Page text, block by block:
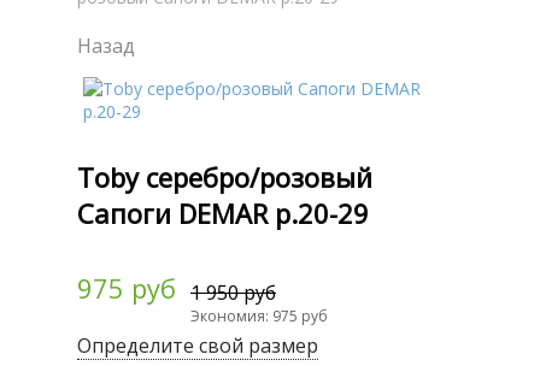
Назад
Toby серебро/розовый
Сапоги DEMAR р.20-29
975 руб 1 950 руб
Экономия: 975 руб
Определите свой размер